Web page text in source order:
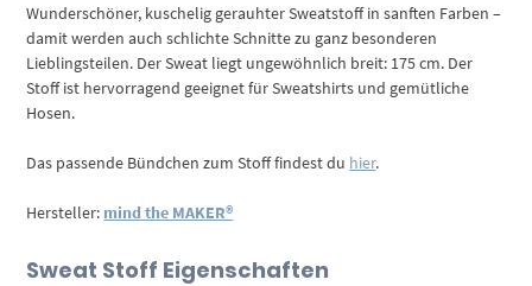
Wunderschöner, kuschelig gerauhter Sweatstoff in sanften Farben –
damit werden auch schlichte Schnitte zu ganz besonderen
Lieblingsteilen. Der Sweat liegt ungewöhnlich breit: 175 cm. Der
Stoff ist hervorragend geeignet für Sweatshirts und gemütliche
Hosen.
Das passende Bündchen zum Stoff findest du hier.
Hersteller: mind the MAKER®
Sweat Stoff Eigenschaften